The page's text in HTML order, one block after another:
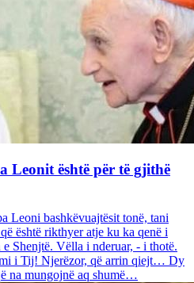
Leonit është për të gjithë
Leoni bashkëvuajtësit tonë, tani
është rikthyer atje ku ka qenë i
Shenjtë. Vëlla i nderuar, - i thotë.
i Tij! Njerëzor, që arrin qiejt… Dy
na mungojnë aq shumë…